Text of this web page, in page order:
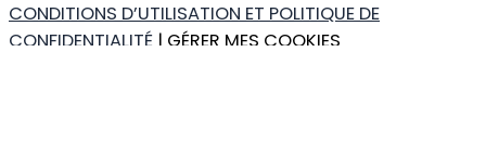
CONDITIONS D’UTILISATION ET POLITIQUE DE
CONFIDENTIALITÉ | GÉRER MES COOKIES